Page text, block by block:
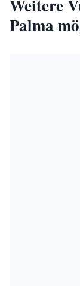
Weitere
Palma